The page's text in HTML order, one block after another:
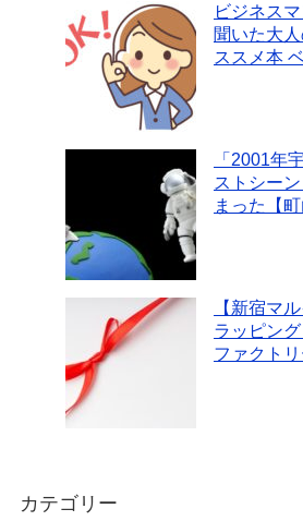
ビジネス
聞いた大
ススメ本
「2001年
ストシー
まった【
【新宿マ
ラッピン
ファクト
カテゴリー